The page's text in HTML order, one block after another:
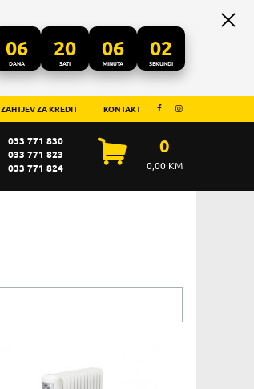
06
DANA
20
SATI
06
MINUTA
02
SEKUNDI
ZAHTJEV ZA KREDIT KONTAKT
033 771 830
033 771 823
033 771 824
0
0,00KM